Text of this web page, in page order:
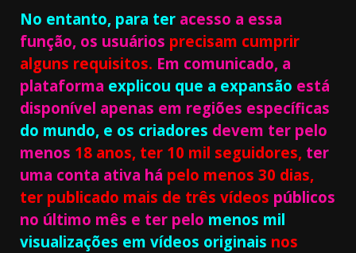
No entanto, para ter acesso a essa
função, os usuários precisam cumprir
alguns requisitos. Em comunicado, a
plataforma explicou que a expansão está
disponível apenas em regiões específicas
do mundo, e os criadores devem ter pelo
menos 18 anos, ter 10 mil seguidores, ter
uma conta ativa há pelo menos 30 dias,
ter publicado mais de três vídeos públicos
no último mês e ter pelo menos mil
visualizações em vídeos originais nos